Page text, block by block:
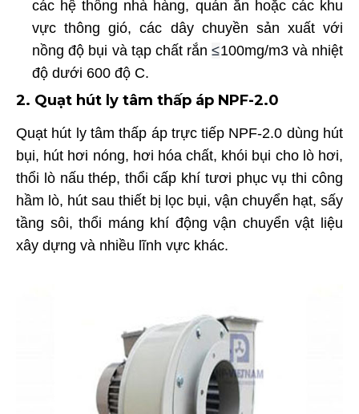
các hệ thống nhà hàng, quán ăn hoặc các khu
vực thông gió, các dây chuyền sản xuất với
nồng độ bụi và tạp chất rắn≤100mg/m3 và nhiệt
độ dưới 600 độ C.
2. Quạt hút ly tâm thấp áp NPF-2.0
Quạt hút ly tâm thấp áp trực tiếp NPF-2.0 dùng hút
bụi, hút hơi nóng, hơi hóa chất, khói bụi cho lò hơi,
thổi lò nấu thép, thổi cấp khí tươi phục vụ thi công
hầm lò, hút sau thiết bị lọc bụi, vận chuyển hạt, sấy
tầng sôi, thổi máng khí động vận chuyển vật liệu
xây dựng và nhiều lĩnh vực khác.